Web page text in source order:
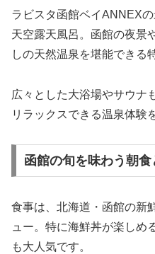
ラビスタ函館ベイANNEX
天空露天風呂。函館の夜景
しの天然温泉を堪能できる
広々とした大浴場やサウナ
リラックスできる温泉体験
函館の旬を味わう朝食
食事は、北海道・函館の新
ュー。特に海鮮丼が楽しめ
も大人気です。